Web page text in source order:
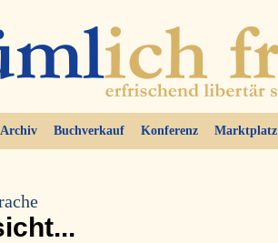
Archiv Buchverkauf Konferenz Marktplatz